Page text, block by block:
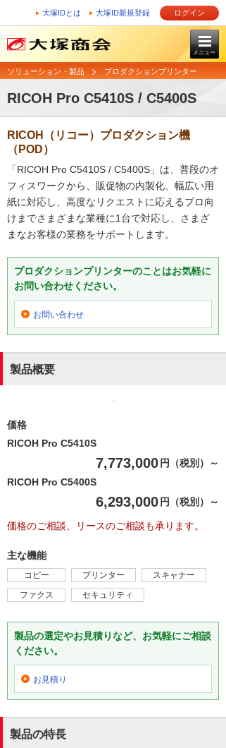
大塚IDとは 大塚ID新規登録 ログイン
メニュー
ソリューション・製品 プロダクションプリンター
RICOH Pro C5410S / C5400S
RICOH（リコー）プロダクション機
（POD）
「RICOH Pro C5410S / C5400S」は、普段のオ
フィスワークから、販促物の内製化、幅広い用
紙に対応し、高度なリクエストに応えるプロ向
けまでさまざまな業種に1台で対応し、さまざ
まなお客様の業務をサポートします。
プロダクションプリンターのことはお気軽に
お問い合わせください。
お問い合わせ
製品概要
価格
RICOH Pro C5410S
7,773,000 円（税別）～
RICOH Pro C5400S
6,293,000 円（税別）～
価格のご相談、リースのご相談も承ります。
主な機能
コピー プリンター
スキャナー
ファクス
セキュリティ
製品の選定やお見積りなど、お気軽にご相談
ください。
お見積り
製品の特長